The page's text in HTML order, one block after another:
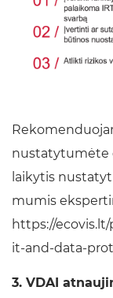
nustatytumėte
laikytis
mumis
https://
it-and-data-
3. VDAI